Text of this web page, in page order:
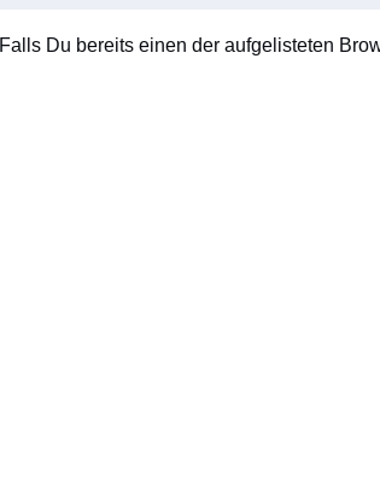
Falls Du bereits einen der aufgelisteten